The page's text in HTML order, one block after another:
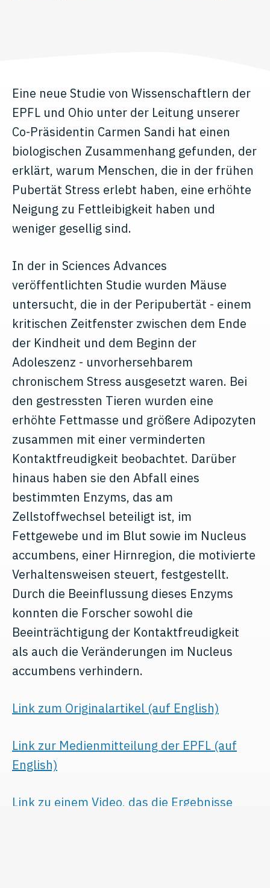
Eine neue Studie von Wissenschaftlern der
EPFL und Ohio unter der Leitung unserer
Co-Präsidentin Carmen Sandi hat einen
biologischen Zusammenhang gefunden, der
erklärt, warum Menschen, die in der frühen
Pubertät Stress erlebt haben, eine erhöhte
Neigung zu Fettleibigkeit haben und
weniger gesellig sind.
In der in Sciences Advances
veröffentlichten Studie wurden Mäuse
untersucht, die in der Peripubertät - einem
kritischen Zeitfenster zwischen dem Ende
der Kindheit und dem Beginn der
Adoleszenz - unvorhersehbarem
chronischem Stress ausgesetzt waren. Bei
den gestressten Tieren wurden eine
erhöhte Fettmasse und größere Adipozyten
zusammen mit einer verminderten
Kontaktfreudigkeit beobachtet. Darüber
hinaus haben sie den Abfall eines
bestimmten Enzyms, das am
Zellstoffwechsel beteiligt ist, im
Fettgewebe und im Blut sowie im Nucleus
accumbens, einer Hirnregion, die motivierte
Verhaltensweisen steuert, festgestellt.
Durch die Beeinflussung dieses Enzyms
konnten die Forscher sowohl die
Beeinträchtigung der Kontaktfreudigkeit
als auch die Veränderungen im Nucleus
accumbens verhindern.
Link zum Originalartikel (auf English)
Link zur Medienmitteilung der EPFL (auf
English)
Link zu einem Video, das die Ergebnisse